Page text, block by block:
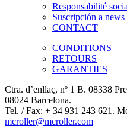
Responsabilité
Suscripción a news
CONTACT
CONDITIONS
RETOURS
GARANTIES
Ctra. d’enllaç, nº 1 B. 08338
08024 Barcelona.
Tel. / Fax: + 34 931 243 621.
mcroller@mcroller.com